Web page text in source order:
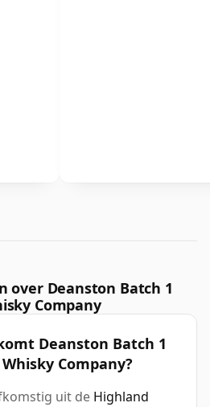
over Deanston Batch 1
Company
Deanston Batch 1
Company?
uit de Highland